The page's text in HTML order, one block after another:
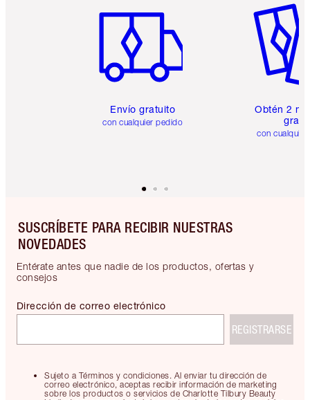
Envío gratuito
con cualquier pedido
Obtén 2
gratis
con
SUSCRÍBETE PARA RECIBIR NUESTRAS
NOVEDADES
Entérate antes que nadie de los productos, ofertas y
consejos
Sujeto a Términos y condiciones. Al enviar tu dirección de
correo electrónico, aceptas recibir información de marketing
sobre los productos o servicios de Charlotte Tilbury Beauty
Dirección de correo electrónico
REGISTRARSE